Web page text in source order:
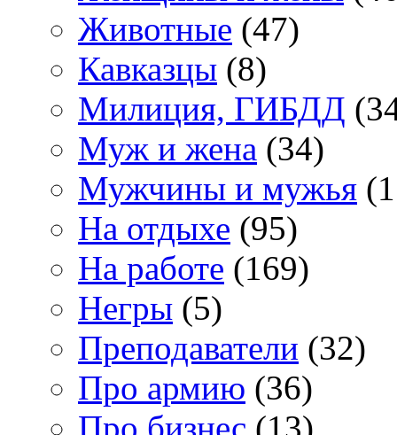
Животные (47)
Кавказцы (8)
Милиция, ГИБДД
Муж и жена (34)
Мужчины и мужья
На отдыхе (95)
На работе (169)
Негры (5)
Преподаватели (32)
Про армию (36)
Про бизнес (13)